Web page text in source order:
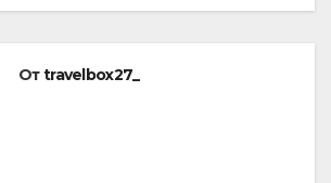
Отtravelbox27_